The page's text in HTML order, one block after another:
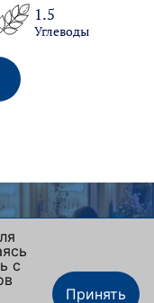
1.5
Углеводы
с
Принять